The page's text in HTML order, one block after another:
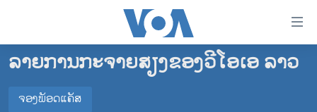
ເຂົ້າ
ຂ້າມ
ໂຮມເພຈ
ລາວ
ລາຍການກະຈາຍສຽງຂອງວີໂອເອ ລາວ
ຈອງພັອດແຄັສ